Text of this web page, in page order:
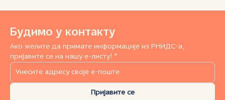
Будимо у контакту
Ако желите да примате информације из РНИДС-а,
пријавите се на нашу е-листу! *
Пријавите се